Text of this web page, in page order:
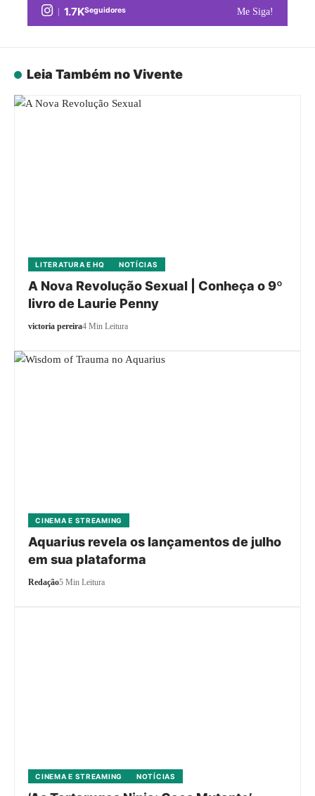
1.7KSeguidores Me Siga!
Leia Também no Vivente
LITERATURA E HQ NOTÍCIAS
A Nova Revolução Sexual | Conheça o 9º
livro de Laurie Penny
victoria pereira4 Min Leitura
CINEMA E STREAMING
Aquarius revela os lançamentos de julho
em sua plataforma
Redação5 Min Leitura
CINEMA E STREAMING NOTÍCIAS